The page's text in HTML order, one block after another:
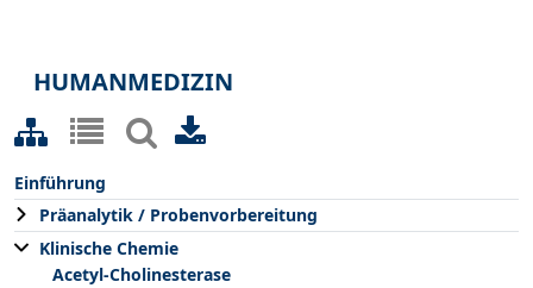
HUMANMEDIZIN
Einführung
Präanalytik / Probenvorbereitung
Klinische Chemie
Acetyl-Cholinesterase